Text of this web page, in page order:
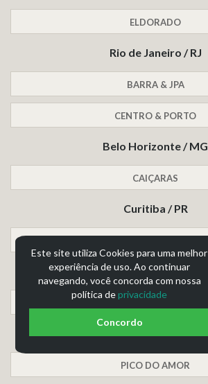
ELDORADO
Rio de Janeiro / RJ
BARRA & JPA
CENTRO & PORTO
Belo Horizonte / MG
CAIÇARAS
Curitiba / PR
Fortaleza / CE
Cuiabá / MT
PICO DO AMOR
Este site utiliza Cookies para uma melhor
experiência de uso. Ao continuar
navegando, você concorda com nossa
política deprivacidade
Concordo